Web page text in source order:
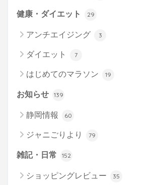
健康・ダイエット 29
アンチエイジング 3
ダイエット 7
はじめてのマラソン 19
お知らせ 139
静岡情報 60
ジャニごりより 79
雑記・日常 152
ショッピングレビュー 35